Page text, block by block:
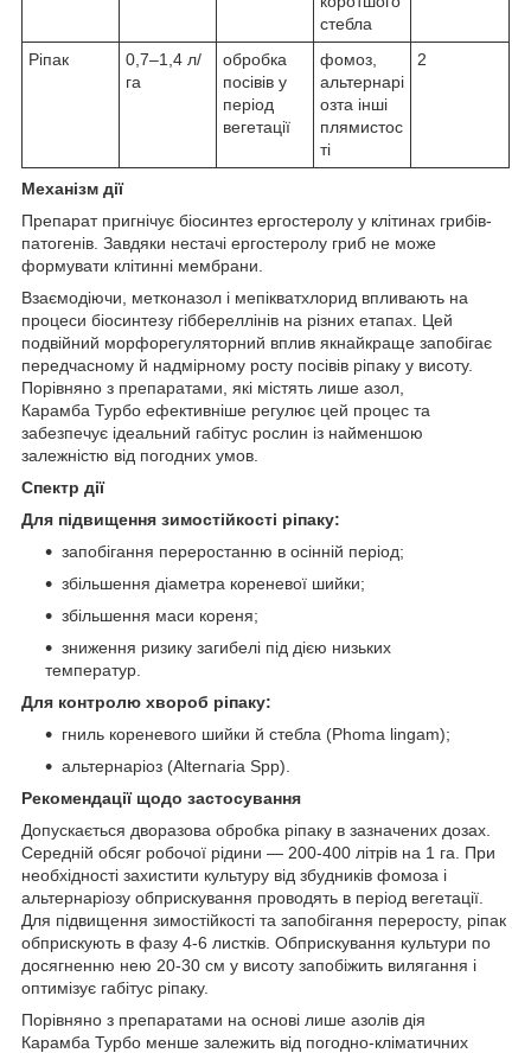
стебла
Ріпак
0,7–1,4 л/
га
обробка
посівів у
період
вегетації
фомоз,
альтернарі
озта інші
плямистос
ті
2
Механізм дії
Препарат пригнічує біосинтез ергостеролу у клітинах грибів-
патогенів. Завдяки нестачі ергостеролу гриб не може
формувати клітинні мембрани.
Взаємодіючи, метконазол і мепікватхлорид впливають на
процеси біосинтезу гіббереллінів на різних етапах. Цей
подвійний морфорегуляторний вплив якнайкраще запобігає
передчасному й надмірному росту посівів ріпаку у висоту.
Порівняно з препаратами, які містять лише азол,
Карамба Турбо ефективніше регулює цей процес та
забезпечує ідеальний габітус рослин із найменшою
залежністю від погодних умов.
Спектр дії
Для підвищення зимостійкості ріпаку:
запобігання переростанню в осінній період;
збільшення діаметра кореневої шийки;
збільшення маси кореня;
зниження ризику загибелі під дією низьких
температур.
Для контролю хвороб ріпаку:
гниль кореневого шийки й стебла (Phoma lingam);
альтернаріоз (Alternaria Spp).
Рекомендації щодо застосування
Допускається дворазова обробка ріпаку в зазначених дозах.
Середній обсяг робочої рідини — 200-400 літрів на 1 га. При
необхідності захистити культуру від збудників фомоза і
альтернаріозу обприскування проводять в період вегетації.
Для підвищення зимостійкості та запобігання переросту, ріпак
обприскують в фазу 4-6 листків. Обприскування культури по
досягненню нею 20-30 см у висоту запобіжить вилягання і
оптимізує габітус ріпаку.
Порівняно з препаратами на основі лише азолів дія
Карамба Турбо менше залежить від погодно-кліматичних